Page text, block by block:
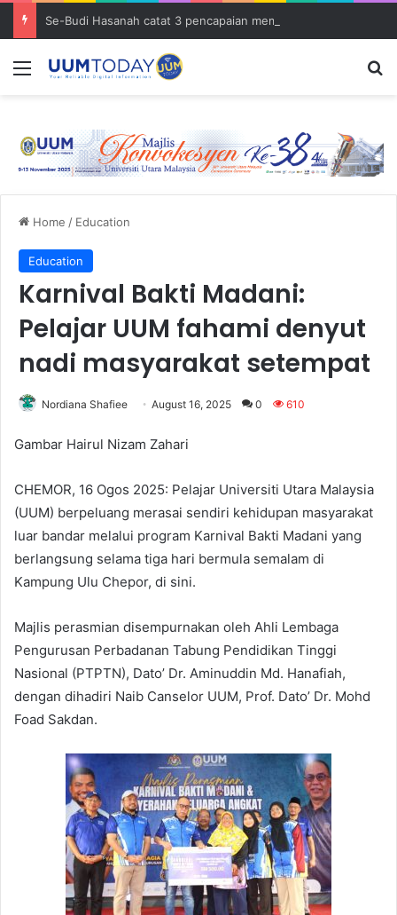
Menu
Home / Education
Education
Karnival Bakti Madani:
Pelajar UUM fahami denyut
nadi masyarakat setempat
Nordiana Shafiee August 16, 2025 0 610
Gambar Hairul Nizam Zahari
CHEMOR, 16 Ogos 2025: Pelajar Universiti Utara Malaysia
(UUM) berpeluang merasai sendiri kehidupan masyarakat
luar bandar melalui program Karnival Bakti Madani yang
berlangsung selama tiga hari bermula semalam di
Kampung Ulu Chepor, di sini.
Majlis perasmian disempurnakan oleh Ahli Lembaga
Pengurusan Perbadanan Tabung Pendidikan Tinggi
Nasional (PTPTN), Dato’ Dr. Aminuddin Md. Hanafiah,
dengan dihadiri Naib Canselor UUM, Prof. Dato’ Dr. Mohd
Foad Sakdan.